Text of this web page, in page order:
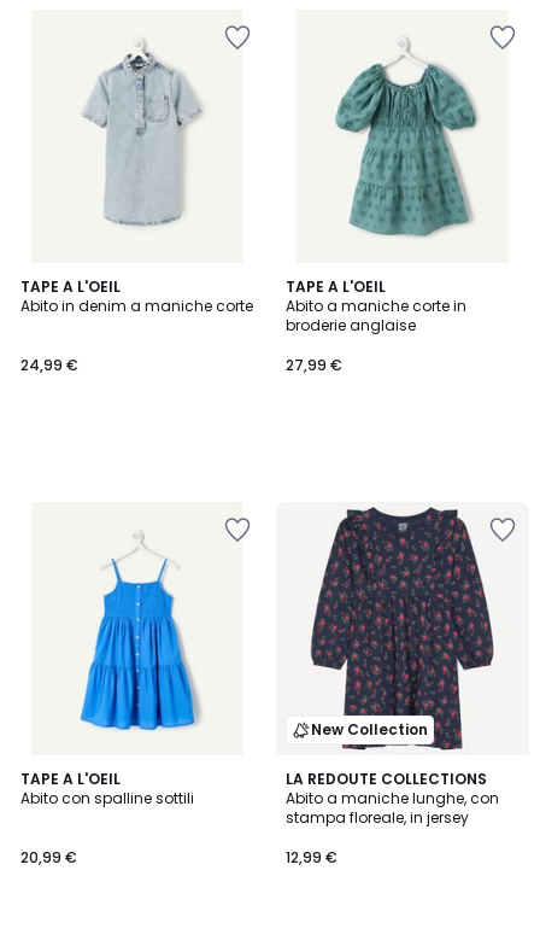
TAPE A L'OEIL
Abito in denim a maniche corte
24,99 €
TAPE A L'OEIL
Abito a maniche corte in
broderie anglaise
27,99 €
TAPE A L'OEIL
Abito con spalline sottili
20,99 €
New Collection
LA REDOUTE COLLECTIONS
Abito a maniche lunghe, con
stampa floreale, in jersey
12,99 €